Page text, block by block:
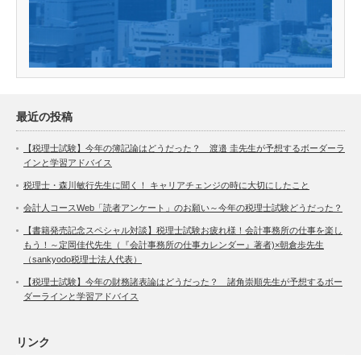
最近の投稿
【税理士試験】今年の簿記論はどうだった？ 渡邉 圭先生が予想するボーダーラ
インと学習アドバイス
税理士・森川敏行先生に聞く！ キャリアチェンジの時に大切にしたこと
会計人コースWeb「読者アンケート」のお願い～今年の税理士試験どうだった？
【書籍発売記念スペシャル対談】税理士試験お疲れ様！会計事務所の仕事を楽し
もう！～定岡佳代先生（『会計事務所の仕事カレンダー』著者)×朝倉歩先生
（sankyodo税理士法人代表）
【税理士試験】今年の財務諸表論はどうだった？ 諸角崇順先生が予想するボー
ダーラインと学習アドバイス
リンク